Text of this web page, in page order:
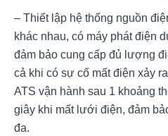
– Thiết lập hệ thống nguồn
khác nhau, có máy phát điện
đảm bảo cung cấp đủ lượng
cả khi có sự cố mất điện xảy
ATS vận hành sau 1 khoảng
giây khi mất lưới điện, đảm
đa.